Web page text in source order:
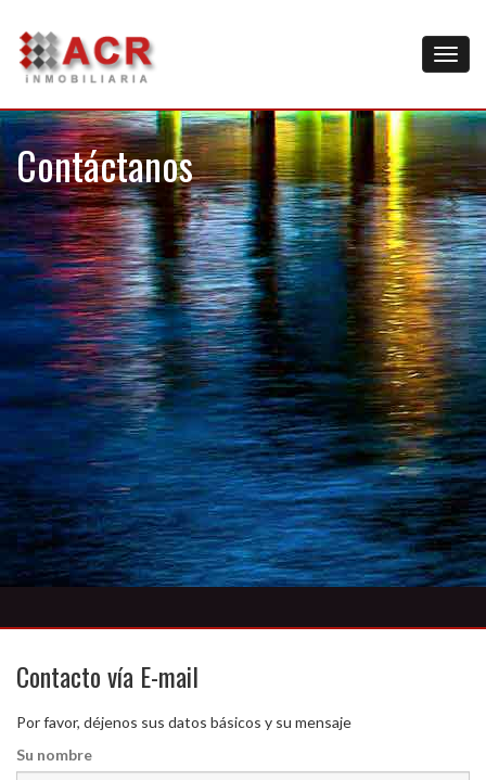
Contáctanos
Contacto vía E-mail
Por favor, déjenos sus datos básicos y su mensaje
Su nombre